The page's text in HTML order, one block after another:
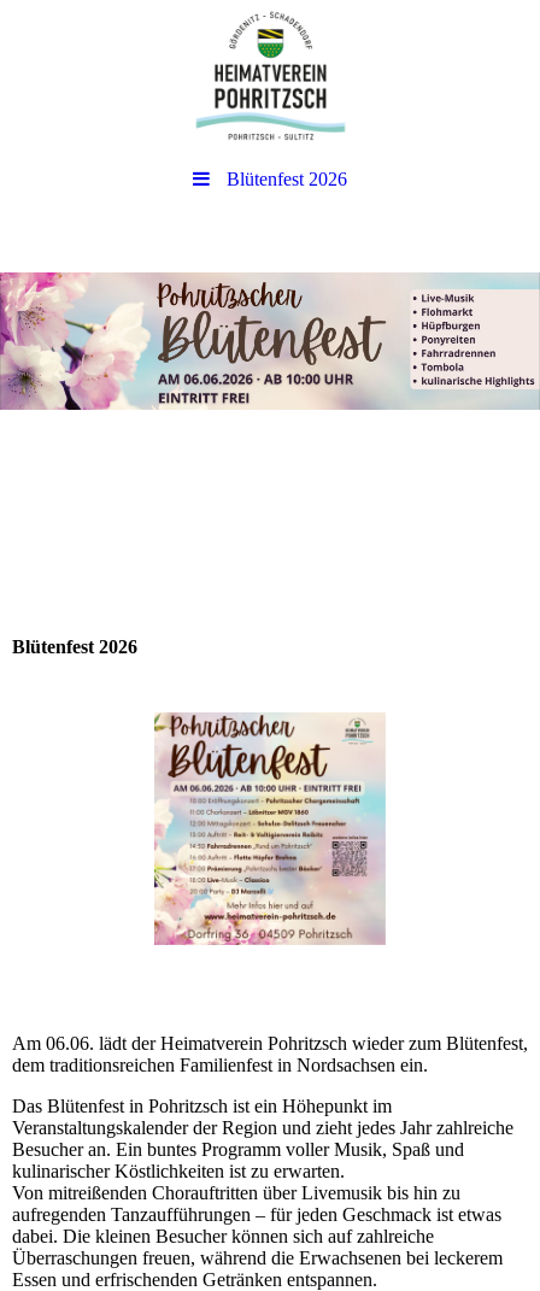
Blütenfest 2026
Blütenfest 2026
Am 06.06. lädt der Heimatverein Pohritzsch wieder zum Blütenfest,
dem traditionsreichen Familienfest in Nordsachsen ein.
Das Blütenfest in Pohritzsch ist ein Höhepunkt im
Veranstaltungskalender der Region und zieht jedes Jahr zahlreiche
Besucher an. Ein buntes Programm voller Musik, Spaß und
kulinarischer Köstlichkeiten ist zu erwarten.
Von mitreißenden Chorauftritten über Livemusik bis hin zu
aufregenden Tanzaufführungen – für jeden Geschmack ist etwas
dabei. Die kleinen Besucher können sich auf zahlreiche
Überraschungen freuen, während die Erwachsenen bei leckerem
Essen und erfrischenden Getränken entspannen.